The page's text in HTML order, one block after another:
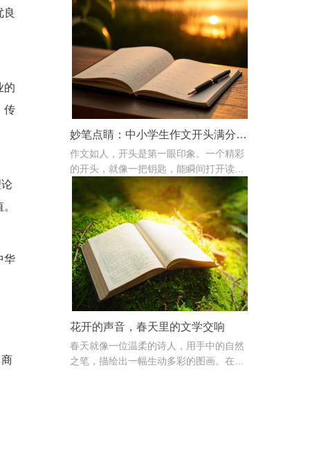
的
传
华
妙笔点睛：中小学生作文开头满分攻略
作文如人，开头是第一眼印象。一个精彩
的开头，就像一把钥匙，能瞬间打开读者
的心门；又如磁铁，牢牢吸引阅卷老师的
目光。你是否常为"如何下笔"抓耳挠腮？
别怕！本期专题将带你解锁作文开头秘
籍，助你下笔如有神！
花开的声音，春天里的文学交响
春天就像一位温柔的诗人，用手中的自然
之笔，描绘出一幅生动多彩的图画。在这